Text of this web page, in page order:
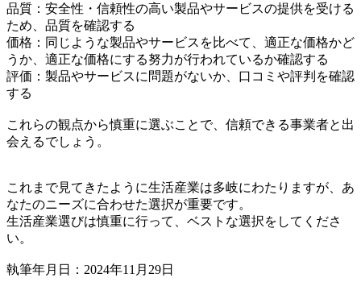
品質：安全性・信頼性の高い製品やサービスの提供を受ける
ため、品質を確認する
価格：同じような製品やサービスを比べて、適正な価格かど
うか、適正な価格にする努力が行われているか確認する
評価：製品やサービスに問題がないか、口コミや評判を確認
する
これらの観点から慎重に選ぶことで、信頼できる事業者と出
会えるでしょう。
これまで見てきたように生活産業は多岐にわたりますが、あ
なたのニーズに合わせた選択が重要です。
生活産業選びは慎重に行って、ベストな選択をしてくださ
い。
執筆年月日：2024年11月29日